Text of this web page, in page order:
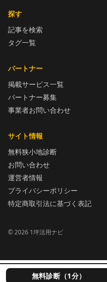
探す
記事を検索
タグ一覧
パートナー
掲載サービス一覧
パートナー募集
事業者お問い合わせ
サイト情報
無料狭小地診断
お問い合わせ
運営者情報
プライバシーポリシー
特定商取引法に基づく表記
©2026 1坪活用ナビ
無料診断（1分）